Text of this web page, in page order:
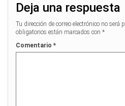
Deja una respuesta
Tu dirección de correo electrónico no será
obligatorios están marcados con *
Comentario *